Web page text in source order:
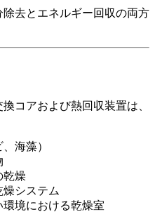
去とエネルギー回収の両方
コアおよび熱回収装置は、
海藻）
乾燥
システム
境における乾燥室